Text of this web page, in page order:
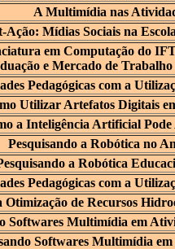
A Multimídia nas
Ação: Mídias Sociais na
em Computação do
e Mercado de
Pedagógicas com a
Utilizar Artefatos Digitais
a Inteligência Artificial
Pesquisando a Robótica no
a Robótica
Pedagógicas com a
Otimização de Recursos
Softwares Multimídia em
Softwares Multimídia em